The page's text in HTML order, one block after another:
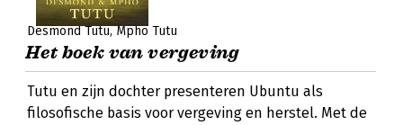
Desmond Tutu Mpho Tutu
Het boek van vergeving
Tutu en zijn dochter presenteren Ubuntu als
filosofische basis voor vergeving en herstel. Met de